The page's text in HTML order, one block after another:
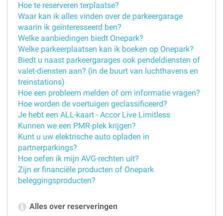
Hoe te reserveren terplaatse?
Waar kan ik alles vinden over de parkeergarage
waarin ik geïnteresseerd ben?
Welke aanbiedingen biedt Onepark?
Welke parkeerplaatsen kan ik boeken op Onepark?
Biedt u naast parkeergarages ook pendeldiensten of
valet-diensten aan? (in de buurt van luchthavens en
treinstations)
Hoe een probleem melden of om informatie vragen?
Hoe worden de voertuigen geclassificeerd?
Je hebt een ALL-kaart - Accor Live Limitless
Kunnen we een PMR-plek krijgen?
Kunt u uw elektrische auto opladen in
partnerparkings?
Hoe oefen ik mijn AVG-rechten uit?
Zijn er financiële producten of Onepark
beleggingsproducten?
Alles over reserveringen